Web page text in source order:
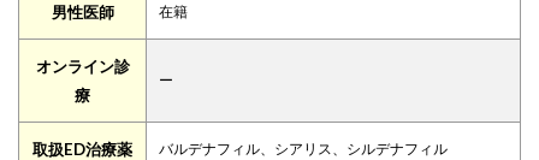
男性医師 在籍
オンライン診
療
ー
取扱ED治療薬 バルデナフィル、シアリス、シルデナフィル